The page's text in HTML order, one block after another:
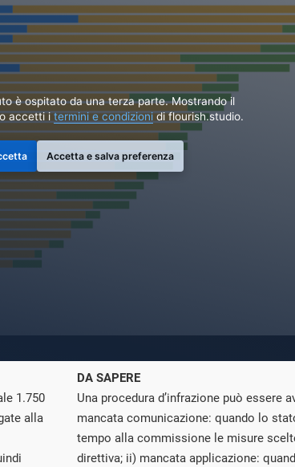
è ospitato da una terza parte. Mostrando il
accetti itermini e condizionidi flourish.studio.
Accetta e salva preferenza
1.750
alla
DA SAPERE
Una procedura d’infrazione può essere
mancata comunicazione: quando lo
tempo alla commissione le misure
direttiva; ii) mancata applicazione: